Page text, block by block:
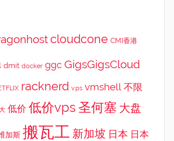
cloudcone CMI香港
dmit docker ggc GigsGigsCloud
racknerd v.ps vmshell 不限
低价 低价vps 圣何塞 大盘
加斯 搬瓦工 新加坡 日本 日本